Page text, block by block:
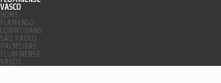
VASCO
HOME
FLAMENGO
CORINTHIANS
SÃO PAULO
PALMEIRAS
FLUMINENSE
VASCO